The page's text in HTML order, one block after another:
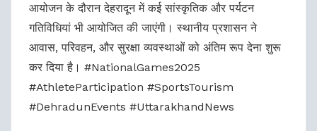
आयोजन के दौरान देहरादून में कई सांस्कृतिक और पर्यटन
गतिविधियां भी आयोजित की जाएंगी। स्थानीय प्रशासन ने
आवास, परिवहन, और सुरक्षा व्यवस्थाओं को अंतिम रूप देना शुरू
कर दिया है। #NationalGames2025
#AthleteParticipation #SportsTourism
#DehradunEvents #UttarakhandNews